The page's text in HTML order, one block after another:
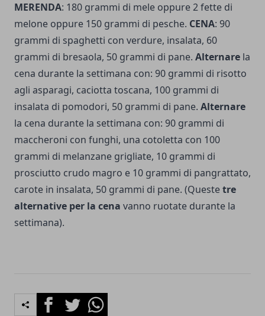
MERENDA: 180 grammi di mele oppure 2 fette di
melo­ne oppure 150 grammi di pesche. CENA: 90
grammi di spaghetti con verdure, insalata, 60
grammi di bresaola, 50 grammi di pane. Alternare la
cena durante la settimana con: 90 grammi di risot­to
agli asparagi, caciotta toscana, 100 grammi di
insalata di pomodori, 50 grammi di pane. Alternare
la cena durante la settimana con: 90 grammi di
maccheroni con funghi, una cotoletta con 100
grammi di melanzane grigliate, 10 grammi di
prosciutto crudo magro e 10 grammi di pangrattato,
carote in insalata, 50 grammi di pane. (Questetre
alternative per la cena vanno ruotate durante la
settimana).
FacebookTwitterWhatsapp